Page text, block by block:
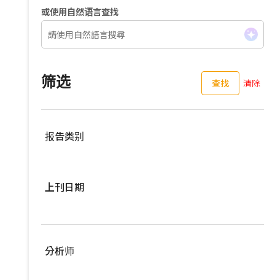
或使用自然语言查找
筛选 查找 清除
报告类别
亚洲供应链
宽频与无线
上刊日期
分析师